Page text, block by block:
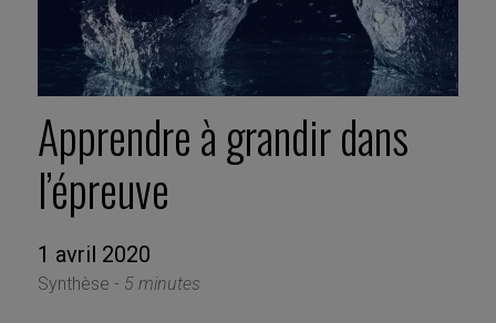
Apprendre à grandir dans
l’épreuve
1 avril 2020
Synthèse - 5 minutes